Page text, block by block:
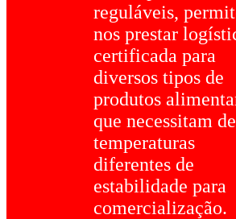
reguláveis,
nos prestar
certificada para
diversos tipos de
produtos
que necessitam de
temperaturas
diferentes de
estabilidade para
comercialização.